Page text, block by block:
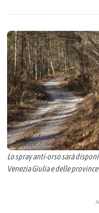
Lo spray anti-orso sarà
Venezia Giulia e delle